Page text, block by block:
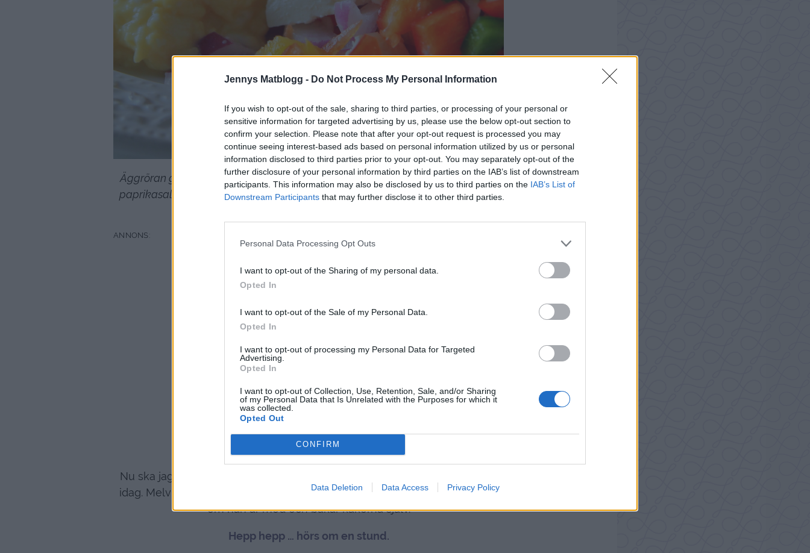
Jennys Matblogg - Do Not Process My Personal Information
If you wish to opt-out of the sale, sharing to third parties, or processing of your personal or
sensitive information for targeted advertising by us, please use the below opt-out section to
confirm your selection. Please note that after your opt-out request is processed you may
continue seeing interest-based ads based on personal information utilized by us or personal
information disclosed to third parties prior to your opt-out. You may separately opt-out of the
further disclosure of your personal information by third parties on the IAB’s list of downstream
participants. This information may also be disclosed by us to third parties on the IAB’s List of
Downstream Participants that may further disclose it to other third parties.
Personal Data Processing Opt Outs
I want to opt-out of the Sharing of my personal data.
Opted In
I want to opt-out of the Sale of my Personal Data.
Opted In
I want to opt-out of processing my Personal Data for Targeted
Advertising.
Opted In
I want to opt-out of Collection, Use, Retention, Sale, and/or Sharing
of my Personal Data that Is Unrelated with the Purposes for which it
was collected.
Opted Out
CONFIRM
Data Deletion Data Access Privacy Policy
Äggröran gör jag på tre ägg med ett par msk grädde, lite salt och peppar.Och
paprikasalladen har jag tre olika färger på paprikorna, en halv rödlök och 100
Nu ska jag bläddra lite i bland recepten och se vad vi kan hitta på att baka
idag. Melvin ska ha med sig fika till skolan imorgon, och då är det lite roligt
om han är med och bakar kakorna själv.
Hepp hepp … hörs om en stund.